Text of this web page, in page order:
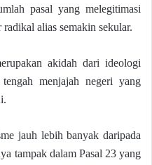
pasal yang melegitimasi
alias semakin sekular.
akidah dari ideologi
menjajah negeri yang
jauh lebih banyak daripada
tampak dalam Pasal 23 yang